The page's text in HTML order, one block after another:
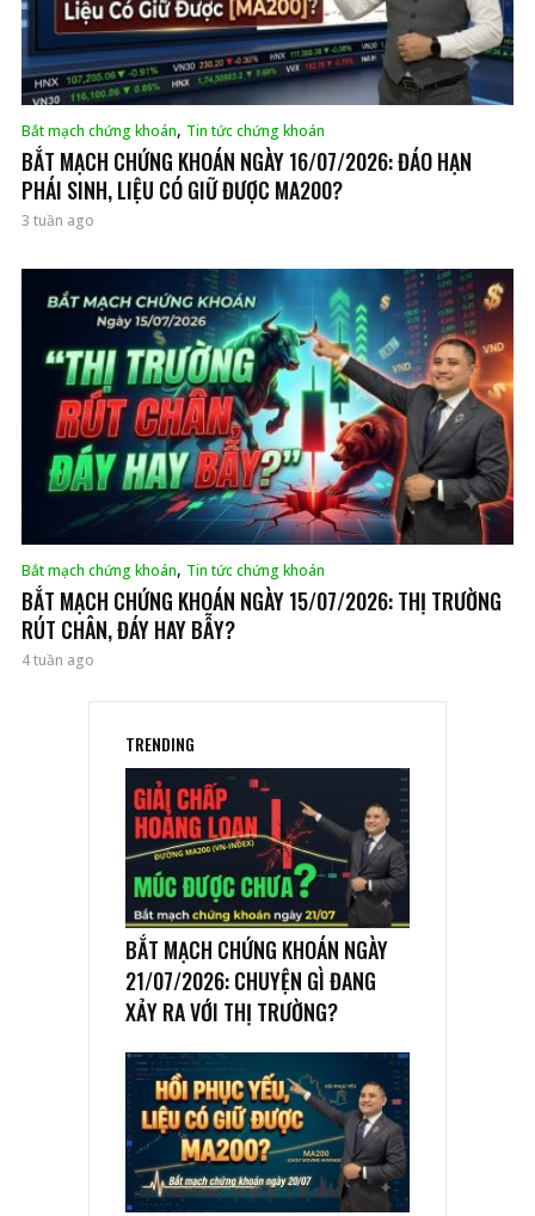
Bắt mạch chứng khoán, Tin tức chứng khoán
BẮT MẠCH CHỨNG KHOÁN NGÀY 16/07/2026: ĐÁO HẠN
PHÁI SINH, LIỆU CÓ GIỮ ĐƯỢC MA200?
3 tuần ago
Bắt mạch chứng khoán, Tin tức chứng khoán
BẮT MẠCH CHỨNG KHOÁN NGÀY 15/07/2026: THỊ TRƯỜNG
RÚT CHÂN, ĐÁY HAY BẪY?
4 tuần ago
TRENDING
BẮT MẠCH CHỨNG KHOÁN NGÀY
21/07/2026: CHUYỆN GÌ ĐANG
XẢY RA VỚI THỊ TRƯỜNG?